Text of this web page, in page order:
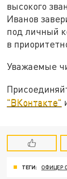
высокого
Иванов
под личный
в
Уважаемые
"ВКонтакте"
ТЕГИ: ОФИЦЕР